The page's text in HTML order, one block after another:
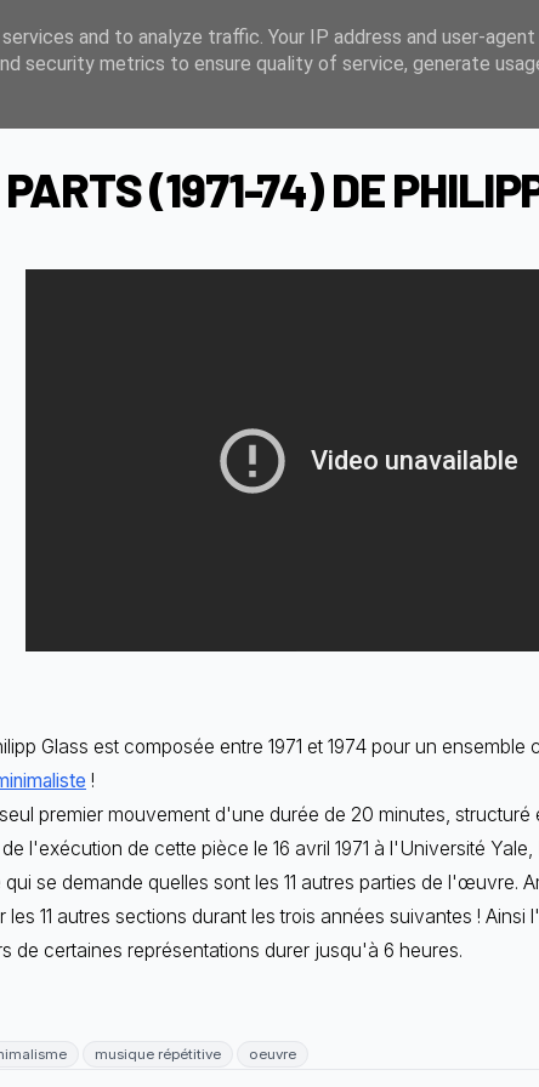
PARTS (1971-74) DE
Glass est composée entre 1971 et 1974 pour un
!
premier mouvement d'une durée de 20 minutes,
l'exécution de cette pièce le 16 avril 1971 à l'Université
se demande quelles sont les 11 autres parties de l'œuvre.
les 11 autres sections durant les trois années suivantes !
de certaines représentations durer jusqu'à 6 heures.
musique répétitive oeuvre
and to analyze traffic. Your IP address and user-agent
security metrics to ensure quality of service, generate